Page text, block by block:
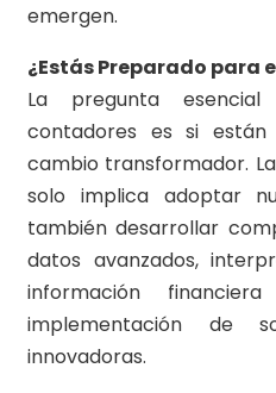
emergen.
¿Estás Preparado para
La pregunta
contadores es si
cambio transformador.
solo implica adoptar
también desarrollar
datos avanzados,
información
implementación de
innovadoras.